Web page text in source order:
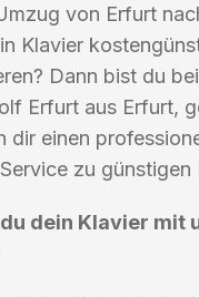
von Erfurt
Klavier
Dann bist du
Erfurt aus Erfurt,
dir einen
zu günstigen
dein Klavier mit